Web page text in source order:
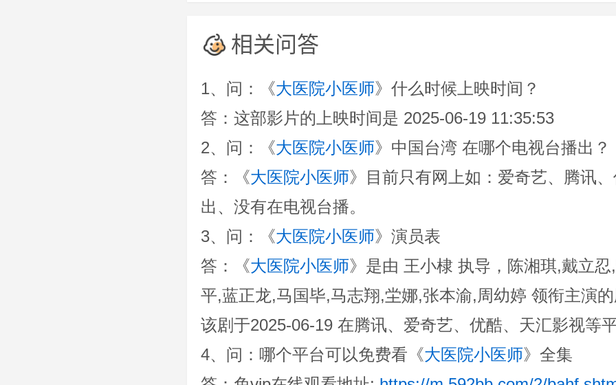
相关问答
1、问：《大医院小医师》什么时候上映时间？
答：这部影片的上映时间是 2025-06-19 11:35:53
2、问：《大医院小医师》中国台湾 在哪个电视台播出？
答：《大医院小医师》目前只有网上如：爱奇艺、腾讯
出、没有在电视台播。
3、问：《大医院小医师》演员表
答：《大医院小医师》是由 王小棣 执导，陈湘琪,戴立忍
平,蓝正龙,马国毕,马志翔,坣娜,张本渝,周幼婷 领衔主演的
该剧于2025-06-19 在腾讯、爱奇艺、优酷、天汇影视等
4、问：哪个平台可以免费看《大医院小医师》全集